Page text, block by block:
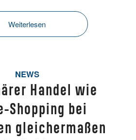
Weiterlesen
NEWS
Handel wie
Shopping bei
gleichermaßen